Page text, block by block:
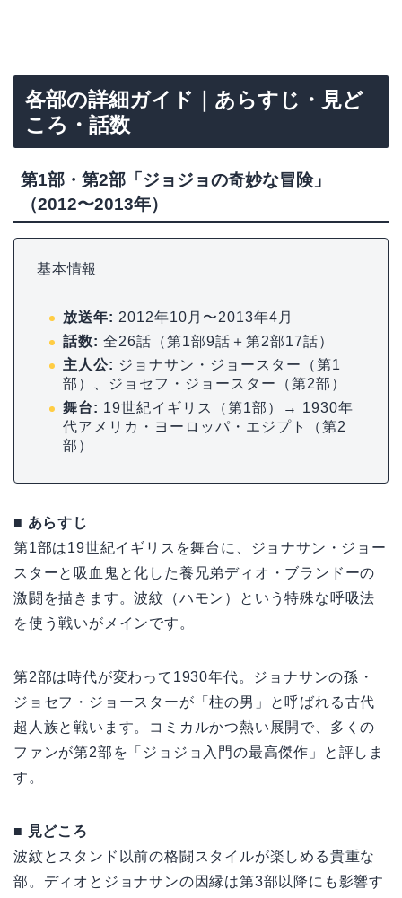
各部の詳細ガイド｜あらすじ・見ど
ころ・話数
第1部・第2部「ジョジョの奇妙な冒険」
（2012〜2013年）
基本情報
放送年: 2012年10月〜2013年4月
話数: 全26話（第1部9話＋第2部17話）
主人公: ジョナサン・ジョースター（第1
部）、ジョセフ・ジョースター（第2部）
舞台: 19世紀イギリス（第1部）→ 1930年
代アメリカ・ヨーロッパ・エジプト（第2
部）
■ あらすじ
第1部は19世紀イギリスを舞台に、ジョナサン・ジョー
スターと吸血鬼と化した養兄弟ディオ・ブランドーの
激闘を描きます。波紋（ハモン）という特殊な呼吸法
を使う戦いがメインです。
第2部は時代が変わって1930年代。ジョナサンの孫・
ジョセフ・ジョースターが「柱の男」と呼ばれる古代
超人族と戦います。コミカルかつ熱い展開で、多くの
ファンが第2部を「ジョジョ入門の最高傑作」と評しま
す。
■ 見どころ
波紋とスタンド以前の格闘スタイルが楽しめる貴重な
部。ディオとジョナサンの因縁は第3部以降にも影響す